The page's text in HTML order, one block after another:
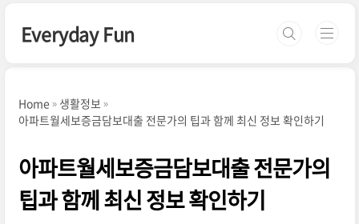
Everyday Fun
Home
생활정보
아파트월세보증금담보대출 전문가의 팁과 함께 최신 정보 확인하기
아파트월세보증금담보대출 전문가의
팁과 함께 최신 정보 확인하기